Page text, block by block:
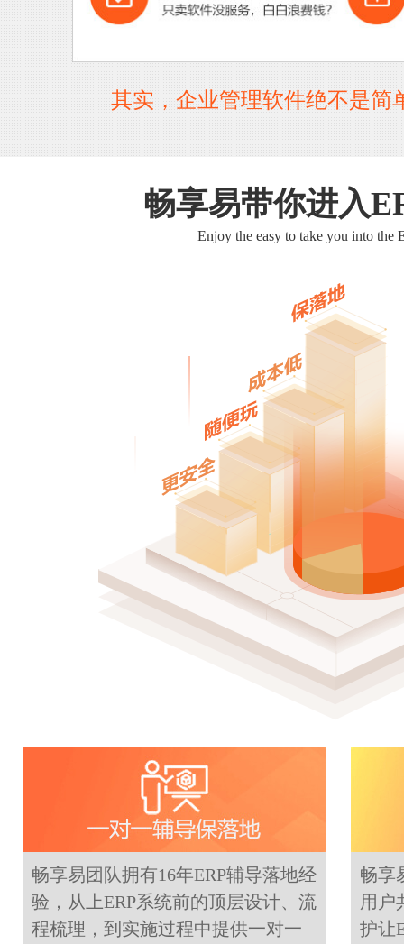
其实，企业管理软件绝不是
畅享易带你进入
Enjoy the easy to take you into the
畅享易团队拥有16年ERP辅导落地经
验，从上ERP系统前的顶层设计、流
程梳理，到实施过程中提供一对一
畅享
用户
护让